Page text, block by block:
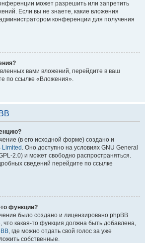
может разрешить или запретить
Если вы не знаете, какие вложения
конференции для получения
вами вложений, перейдите в ваш
по ссылке «Вложения».
(в его исходной форме) создано и
Limited . Оно доступно на условиях GNU General
2.0) и может свободно распространяться.
сведений перейдите по ссылке
функции?
было создано и лицензировано phpBB
что какая-то функция должна быть добавлена,
, где можно отдать свой голос за уже
собственные.